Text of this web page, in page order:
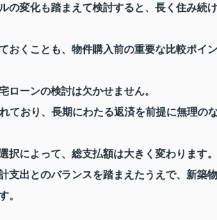
の変化も踏まえて検討すると、長く住み続け
おくことも、物件購入前の重要な比較ポイン
ローンの検討は欠かせません。
ており、長期にわたる返済を前提に無理の
によって、総支払額は大きく変わります。
支出とのバランスを踏まえたうえで、新築物
。